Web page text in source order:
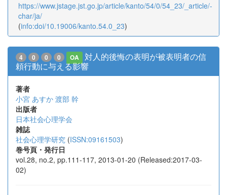
https://www.jstage.jst.go.jp/article/kanto/54/0/54_23/_article/-
char/ja/
(info:doi/10.19006/kanto.54.0_23)
4 0 0 0 OA
対人的後悔の表明が被表明者の信
頼行動に与える影響
著者
小宮 あすか 渡部 幹
出版者
日本社会心理学会
雑誌
社会心理学研究 (ISSN:09161503)
巻号頁・発行日
vol.28, no.2, pp.111-117, 2013-01-20 (Released:2017-03-
02)